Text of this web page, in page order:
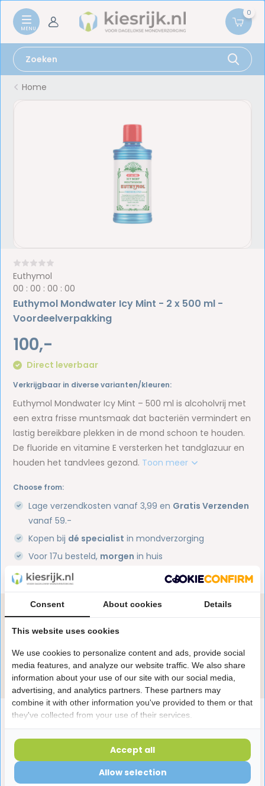
0
Home
Euthymol
00 :00 :00 :00
Euthymol Mondwater Icy Mint - 2 x 500 ml -
Voordeelverpakking
100,-
Direct leverbaar
Verkrijgbaar in diverse varianten/kleuren:
Euthymol Mondwater Icy Mint – 500 ml is alcoholvrij met
een extra frisse muntsmaak dat bacteriën vermindert en
lastig bereikbare plekken in de mond schoon te houden.
De fluoride en vitamine E versterken het tandglazuur en
houden het tandvlees gezond. Toon meer
Choose from:
Lage verzendkosten vanaf 3,99 en Gratis Verzenden
vanaf 59.-
Kopen bij dé specialist in mondverzorging
Voor 17u besteld, morgen in huis
1 miljoen+tevreden klanten
Productomschrijving
Heb je een vraag over dit product?
Onze specialisten helpen je graag! Spreek ons aan
Stuur e-mail
Consent About cookies Details
This website uses cookies
We use cookies to personalize content and ads, provide social
media features, and analyze our website traffic. We also share
information about your use of our site with our social media,
advertising, and analytics partners. These partners may
combine it with other information you've provided to them or that
they've collected from your use of their services.
Allow selection
Accept all